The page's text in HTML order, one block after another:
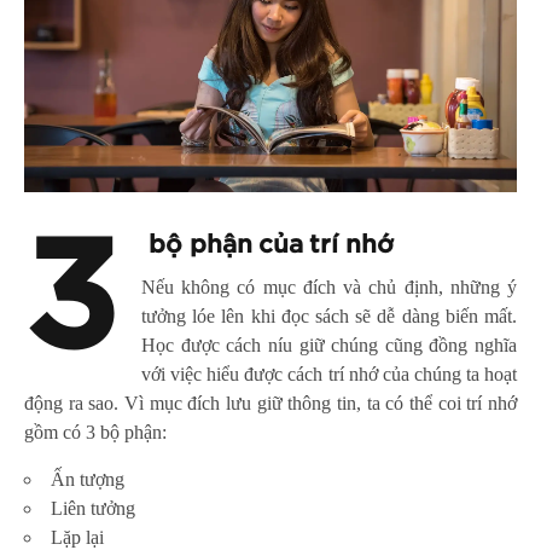
3 bộ phận của trí nhớ
Nếu không có mục đích và chủ định, những ý
tưởng lóe lên khi đọc sách sẽ dễ dàng biến mất.
Học được cách níu giữ chúng cũng đồng nghĩa
với việc hiểu được cách trí nhớ của chúng ta hoạt
động ra sao. Vì mục đích lưu giữ thông tin, ta có thể coi trí nhớ
gồm có 3 bộ phận:
Ấn tượng
Liên tưởng
Lặp lại